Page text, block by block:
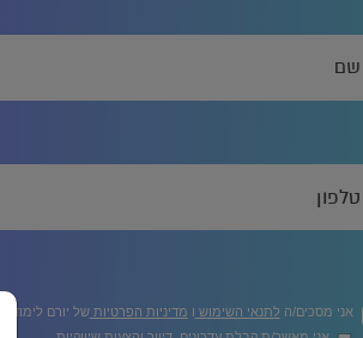
אני מסכים/ה לתנאי השימוש ו מדיניות הפרטיותשל יורם לימודים